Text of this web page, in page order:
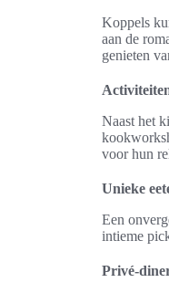
Koppels
aan de
genieten
Naast het
voor hun
Unieke
Een
intieme
Privé-